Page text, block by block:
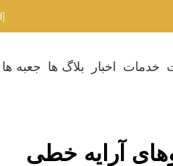
[email protected]
خدمات اخبار بلاگ ها جعبه ها
آرایه خطی